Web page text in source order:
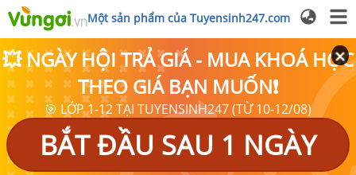
Một sản phẩm của Tuyensinh247.com
💥 NGÀY HỘI TRẢ GIÁ - MUA KHOÁ HỌC
THEO GIÁ BẠN MUỐN❗
🎯 LỚP 1-12 TẠI TUYENSINH247 (TỪ 10-12/08)
BẮT ĐẦU SAU 1 NGÀY